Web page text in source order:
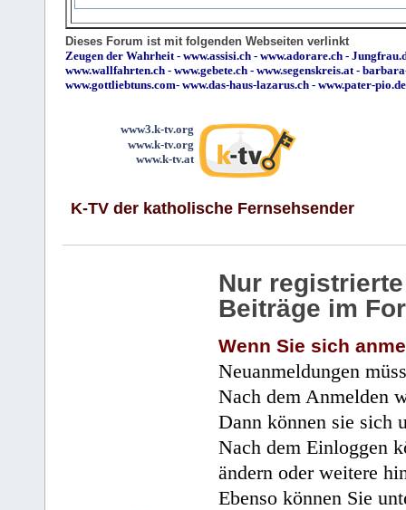
Dieses Forum ist mit folgenden Webseiten verlinkt
Zeugen der Wahrheit- www.assisi.ch - www.adorare.ch -
www.wallfahrten.ch - www.gebete.ch - www.segenskreis.at-
www.gottliebtuns.com- www.das-haus-lazarus.ch - www.pater-pio.de
www3.k-tv.org
www.k-tv.org
www.k-tv.at
K-TV der katholische Fernsehsender
Nur
Beiträge im
Wenn Sie sich
Neuanmeldungen
Nach dem Anmelden
Dann können sie sich
Nach dem Einloggen
ändern oder weitere
Ebenso können Sie